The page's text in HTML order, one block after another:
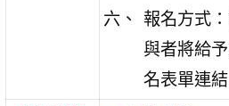
報名方式
與者將給
名表單連